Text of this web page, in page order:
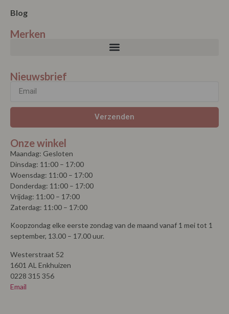
Blog
Merken
Nieuwsbrief
Verzenden
Onze winkel
Maandag: Gesloten
Dinsdag: 11:00 – 17:00
Woensdag: 11:00 – 17:00
Donderdag: 11:00 – 17:00
Vrijdag: 11:00 – 17:00
Zaterdag: 11:00 – 17:00
Koopzondag elke eerste zondag van de maand vanaf 1 mei tot 1
september, 13.00 – 17.00 uur.
Westerstraat 52
1601 AL Enkhuizen
0228 315 356
Email